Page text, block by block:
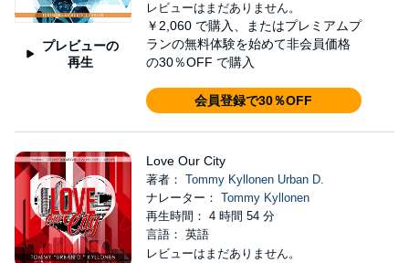
プレビューの
再生
レビューはまだありません。
￥2,060 で購入、またはプレミアムプ
ランの無料体験を始めて非会員価格
の30％OFF で購入
会員登録で30％OFF
Love Our City
著者： Tommy Kyllonen Urban D.
ナレーター： Tommy Kyllonen
再生時間： 4 時間 54 分
言語： 英語
レビューはまだありません。